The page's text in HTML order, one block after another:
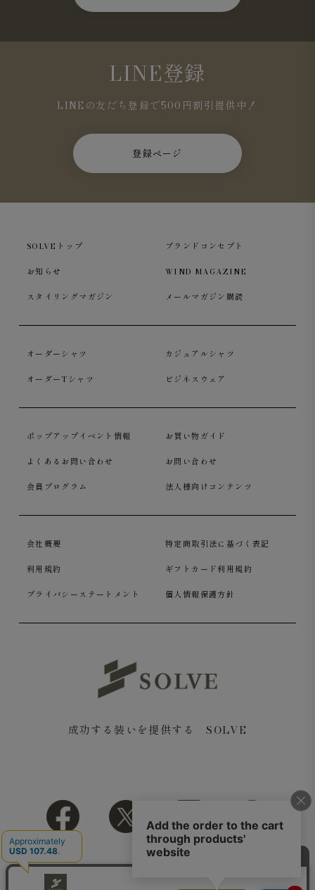
LINE登録
LINEの友だち登録で500円割引提供中！
登録ページ
SOLVEトップ ブランドコンセプト
お知らせ WIND MAGAZINE
スタイリングマガジン メールマガジン購読
オーダーシャツ カジュアルシャツ
オーダーTシャツ ビジネスウェア
ポップアップイベント情報 お買い物ガイド
よくあるお問い合わせ お問い合わせ
会員プログラム 法人様向けコンテンツ
会社概要 特定商取引法に基づく表記
利用規約 ギフトカード利用規約
プライバシーステートメント 個人情報保護方針
成功する装いを提供する SOLVE